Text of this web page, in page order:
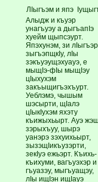
ЛIыгъэм и япэ
Алыдж и къуэр
унагъуэу а дыгъапIэ
хуейм щыпсэурт.
Япэхунэм, зи лIыгъэр
зыгъэпщкIу, лIы
зэкъуэущэхуауэ, е
мыщIэ-фIы мыщIэу
цIыхухэм
закъыщигъэхъурт.
Уеблэмэ, чышым
шэсырти, щIалэ
цIыкIухэм яхэту
къижыхьырт. Ауэ
зэрыхъуу, шырэ
уанэрэ зэхуихьырт,
зызэщIикъузэрти,
зекIуэ ежьэрт. Къихь-
къихуми, вагъуэхэр и
гъуазэу, мыгъуащэу,
лIы ищIэн ищIауэ